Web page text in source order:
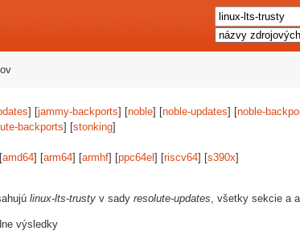
] [jammy-backports] [noble] [noble-updates] [noble-
backports] [stonking]
amd64] [arm64] [armhf] [ppc64el ] [riscv64] [s390x]
linux-lts-trusty v sady resolute-updates, všetky sekcie a
výsledky